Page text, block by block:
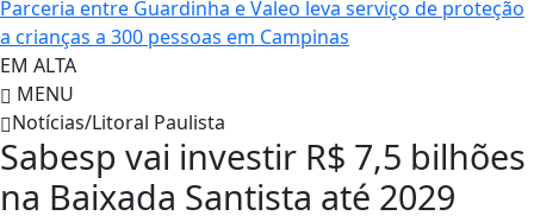
Parceria entre Guardinha e Valeo leva serviço de proteção
a crianças a 300 pessoas em Campinas
EM ALTA
MENU
Notícias/Litoral Paulista
Sabesp vai investir R$ 7,5 bilhões
na Baixada Santista até 2029